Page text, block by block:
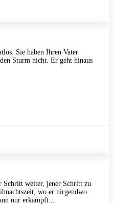
Sie haben Ihren Vater
Sturm nicht. Er geht hinaus
Schritt weiter, jener Schritt zu
wo er nirgendwo
nur erkämpft...